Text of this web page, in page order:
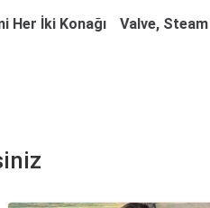
Her İki Konağı
Valve, Steam